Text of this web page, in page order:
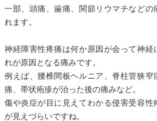
一部、頭痛、歯痛、関節リウマチなどの
れます。
神経障害性疼痛は何か原因が会って神経
れが原因となる痛みです。
例えば、腰椎間板ヘルニア、脊柱管狭窄
痛、帯状疱疹が治った後の痛みなど。
傷や炎症が目に見えてわかる侵害受容性
が見えづらいですね。